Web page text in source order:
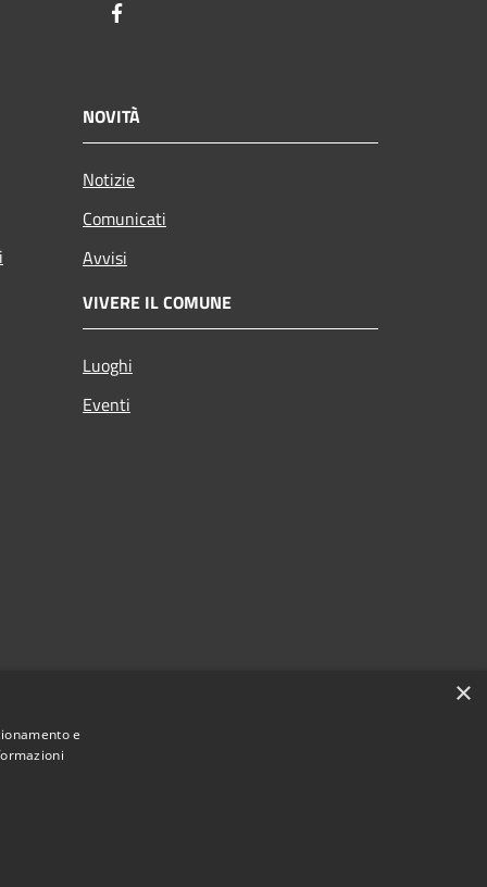
NOVITÀ
Notizie
Comunicati
Avvisi
VIVERE IL COMUNE
Luoghi
Eventi
×
e